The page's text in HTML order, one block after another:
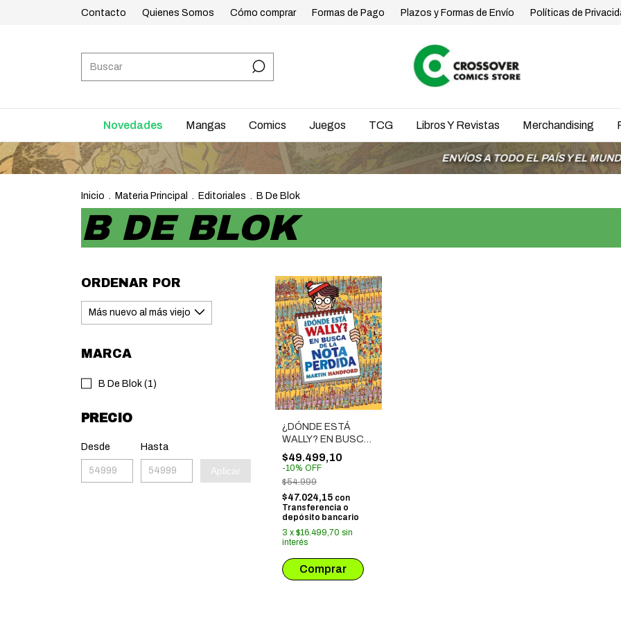
Contacto Quienes Somos Cómo comprar Formas de Pago Plazos y Formas de Envío Políticas de
Novedades Mangas Comics Juegos TCG Libros Y Revistas Merchandising
ENVÍOS A TODO EL PAÍS Y EL MUNDO 3
Inicio . Materia Principal . Editoriales . B De Blok
B DE BLOK
ORDENAR POR
MARCA
B De Blok (1)
PRECIO
Desde Hasta
Aplicar
¿DÓNDE ESTÁ
WALLY? EN BUSCA
DE LA NOTA
PERDIDA
$49.499,10
-10% OFF
$54.999
$47.024,15 con
Transferencia o
depósito bancario
3 x $16.499,70 sin
interés